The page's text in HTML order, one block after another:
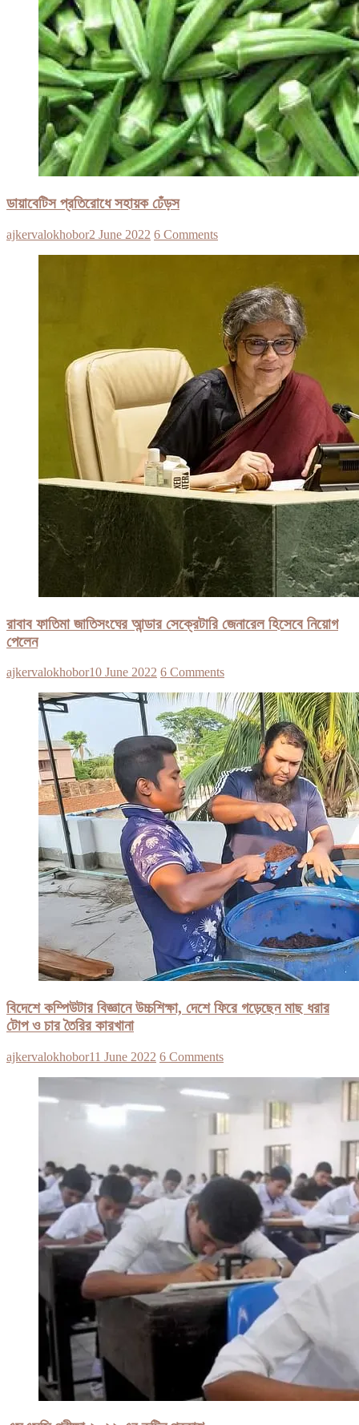
ডায়াবেটিস প্রতিরোধে সহায়ক ঢেঁড়স
ajkervalokhobor2 June 2022 6 Comments
রাবাব ফাতিমা জাতিসংঘের আন্ডার সেক্রেটারি জেনারেল হিসেবে নিয়োগ
পেলেন
ajkervalokhobor10 June 2022 6 Comments
বিদেশে কম্পিউটার বিজ্ঞানে উচ্চশিক্ষা, দেশে ফিরে গড়েছেন মাছ ধরার
টোপ ও চার তৈরির কারখানা
ajkervalokhobor11 June 2022 6 Comments